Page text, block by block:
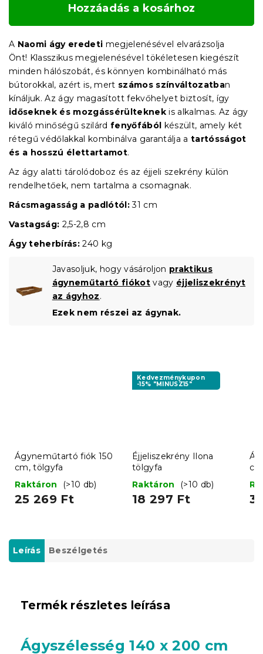
Hozzáadás a kosárhoz
A Naomi ágy eredeti megjelenésével elvarázsolja
Önt! Klasszikus megjelenésével tökéletesen kiegészít
minden hálószobát, és könnyen kombinálható más
bútorokkal, azért is, mert számos színváltozatban
kínáljuk. Az ágy magasított fekvőhelyet biztosít, így
időseknek és mozgássérülteknek is alkalmas. Az ágy
kiváló minőségű szilárd fenyőfából készült, amely két
rétegű védőlakkal kombinálva garantálja a tartósságot
és a hosszú élettartamot.
Az ágy alatti tárolódoboz és az éjjeli szekrény külön
rendelhetőek, nem tartalma a csomagnak.
Rácsmagasság a padlótól:31 cm
Vastagság: 2,5-2,8 cm
Ágy teherbírás: 240 kg
Javasoljuk, hogy vásároljon praktikus
ágyneműtartó fiókot vagy éjjeliszekrényt
az ágyhoz.
Ezek nem részei az ágynak.
Ágyneműtartó fiók 150
cm, tölgyfa
Raktáron
(>10 db)
25 269 Ft
Kedvezménykupon
-15% "MINUSZ15"
Éjjeliszekrény Ilona
tölgyfa
Raktáron
(>10 db)
18 297 Ft
Leírás Beszélgetés
Termék részletes leírása
Ágyszélesség 140 x 200 cm